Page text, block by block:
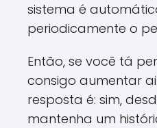
sistema é
periodicamente o
Então, se você tá
consigo aumentar
resposta é: sim,
mantenha um